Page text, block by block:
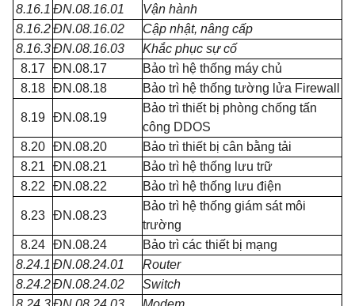
8.16.1 ĐN.08.16.01
Vận hành
8.16.2 ĐN.08.16.02
Cập nhật, nâng cấp
8.16.3 ĐN.08.16.03
Khắc phục sự cố
8.17
ĐN.08.17
Bảo trì hệ thống máy chủ
8.18 ĐN.08.18 Bảo trì hệ thống tường lửa Firewall
8.19 ĐN.08.19
Bảo trì thiết bị phòng chống tấn
công DDOS
8.20 ĐN.08.20
Bảo trì thiết bị cân bằng tải
8.21
ĐN.08.21
Bảo trì hệ thống lưu trữ
8.22
ĐN.08.22 Bảo trì hệ thống lưu điện
8.23 ĐN.08.23
Bảo trì hệ thống giám sát môi
trường
8.24 ĐN.08.24
Bảo trì các thiết bị mạng
8.24.1 ĐN.08.24.01
Router
8.24.2 ĐN.08.24.02
Switch